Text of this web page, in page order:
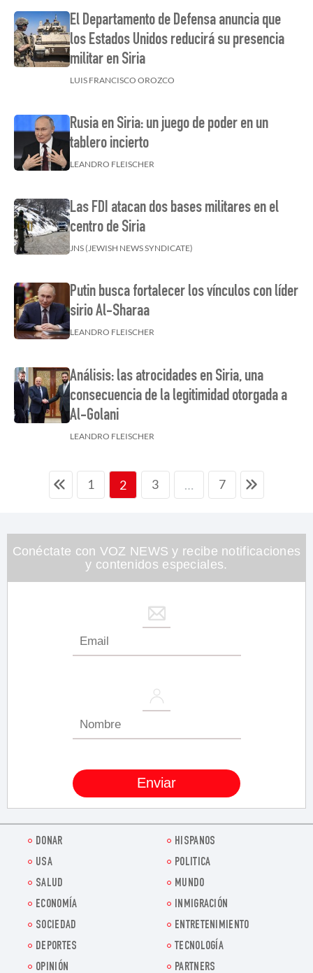
El Departamento de Defensa anuncia que
los Estados Unidos reducirá su presencia
militar en Siria
LUIS FRANCISCO OROZCO
Rusia en Siria: un juego de poder en un
tablero incierto
LEANDRO FLEISCHER
Las FDI atacan dos bases militares en el
centro de Siria
JNS (JEWISH NEWS SYNDICATE)
Putin busca fortalecer los vínculos con líder
sirio Al-Sharaa
LEANDRO FLEISCHER
Análisis: las atrocidades en Siria, una
consecuencia de la legitimidad otorgada a
Al-Golani
LEANDRO FLEISCHER
1 2 3 … 7
Conéctate con VOZ NEWS y recibe notificaciones
y contenidos especiales.
DONAR
HISPANOS
USA
POLITICA
SALUD
MUNDO
ECONOMÍA
INMIGRACIÓN
SOCIEDAD
ENTRETENIMIENTO
DEPORTES
TECNOLOGÍA
OPINIÓN
PARTNERS